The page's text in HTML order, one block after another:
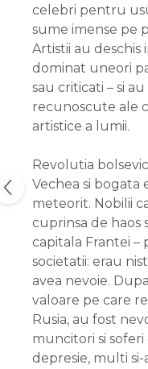
celebri pentru
sume imense pe
Artistii au deschis
dominat uneori
sau criticati – si
recunoscute ale
artistice a lumii.
Revolutia
Vechea si bogata
meteorit. Nobilii
cuprinsa de haos
capitala Frantei –
societatii: erau
avea nevoie.
valoare pe care
Rusia, au fost
muncitori si soferi
depresie, multi